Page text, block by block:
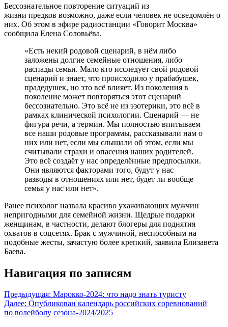
Бессознательное повторение ситуаций из
жизни предков возможно, даже если человек не осведомлён о
них. Об этом в эфире радиостанции «Говорит Москва»
сообщила Елена Соловьёва.
«Есть некий родовой сценарий, в нём либо
заложены долгие семейные отношения, либо
распады семьи. Мало кто исследует свой родовой
сценарий и знает, что происходило у прабабушек,
прадедушек, но это всё влияет. Из поколения в
поколение может повторяться этот сценарий
бессознательно. Это всё не из эзотерики, это всё в
рамках клинической психологии. Сценарий — не
фигура речи, а термин. Мы полностью впитываем
все наши родовые программы, рассказывали нам о
них или нет, если мы слышали об этом, если мы
считывали страхи и опасения наших родителей.
Это всё создаёт у нас определённые предпосылки.
Они являются факторами того, будут у нас
разводы в отношениях или нет, будет ли вообще
семья у нас или нет».
Ранее психолог назвала красиво ухаживающих мужчин
непригодными для семейной жизни. Щедрые подарки
женщинам, в частности, делают блогеры для поднятия
охватов в соцсетях. Брак с мужчиной, неспособным на
подобные жесты, зачастую более крепкий, заявила Елизавета
Баева.
Навигация по записям
Предыдущая: Марокко-2024: что надо знать туристу
Далее: Опубликован календарь российских соревнований
по волейболу сезона-2024/2025